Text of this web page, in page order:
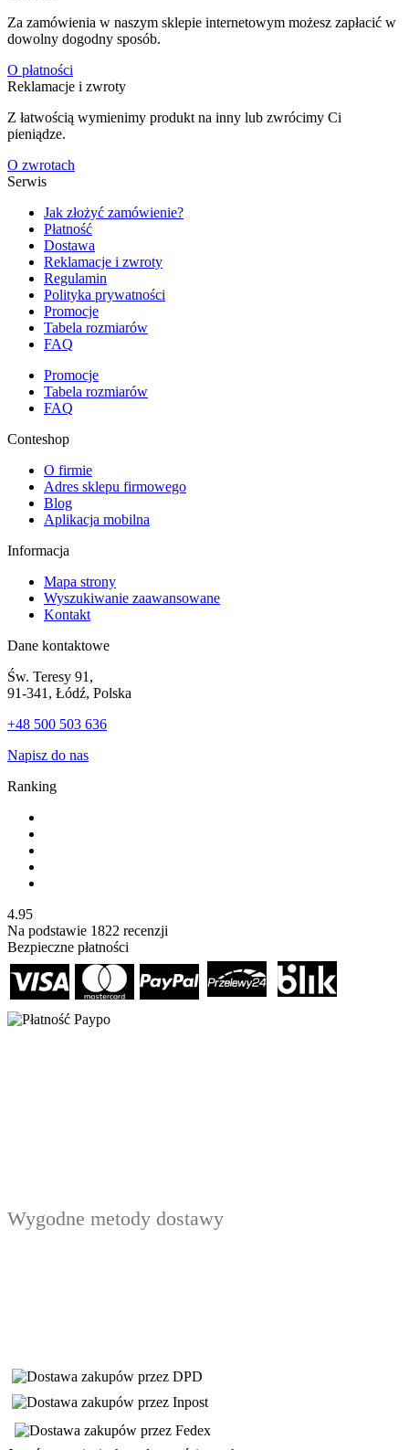
Za zamówienia w naszym sklepie internetowym możesz zapłacić w
dowolny dogodny sposób.
O płatności
Reklamacje i zwroty
Z łatwością wymienimy produkt na inny lub zwrócimy Ci
pieniądze.
O zwrotach
Serwis
Jak złożyć zamówienie?
Płatność
Dostawa
Reklamacje i zwroty
Regulamin
Polityka prywatności
Promocje
Tabela rozmiarów
FAQ
Promocje
Tabela rozmiarów
FAQ
Conteshop
O firmie
Adres sklepu firmowego
Blog
Aplikacja mobilna
Informacja
Mapa strony
Wyszukiwanie zaawansowane
Kontakt
Dane kontaktowe
Św. Teresy 91,
91-341, Łódź, Polska
+48 500 503 636
Napisz do nas
Ranking
4.95
Na podstawie 1822 recenzji
Bezpieczne płatności
Wygodne metody dostawy